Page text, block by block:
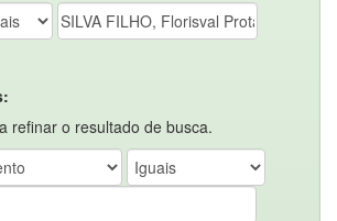
refinar o resultado de busca.